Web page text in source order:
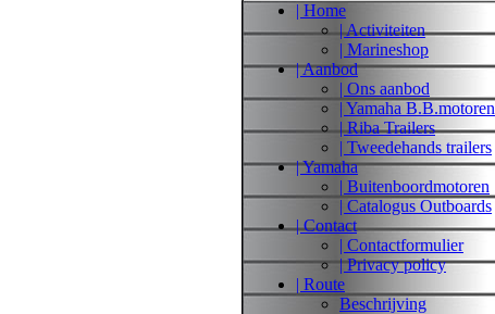
| Home
| Activiteiten
| Marineshop
| Aanbod
| Ons aanbod
| Yamaha B.B.motoren
| Riba Trailers
| Tweedehands trailers
| Yamaha
| Buitenboordmotoren
| Catalogus Outboards
| Contact
| Contactformulier
| Privacy policy
| Route
Beschrijving